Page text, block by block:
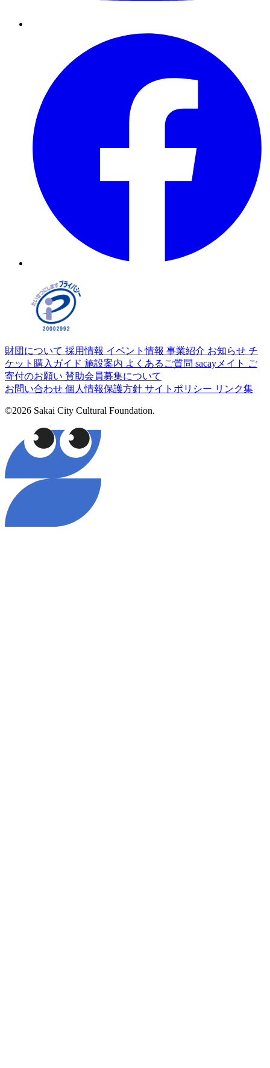
財団について 採用情報 イベント情報 事業紹介 お知らせ チ
ケット購入ガイド 施設案内 よくあるご質問 sacayメイト ご
寄付のお願い 賛助会員募集について
お問い合わせ 個人情報保護方針 サイトポリシー リンク集
©2026 Sakai City Cultural Foundation.